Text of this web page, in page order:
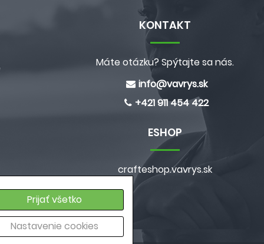
Prijať všetko
Nastavenie cookies
údajov
KONTAKT
Máte otázku? Spýtajte sa nás.
info@vavrys.sk
+421 911 454 422
ESHOP
crafteshop.vavrys.sk